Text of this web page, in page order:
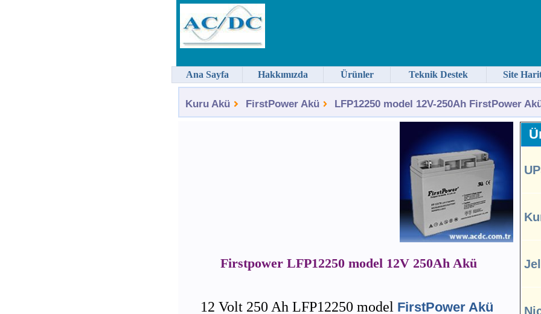
Kuru Akü FirstPower Akü LFP12250 model 12V-250Ah FirstPower
Firstpower LFP12250 model 12V 250Ah Akü
12 Volt 250 Ah LFP12250 model FirstPower Akü
Ana Sayfa Hakkımızda Ürünler Teknik Destek Site